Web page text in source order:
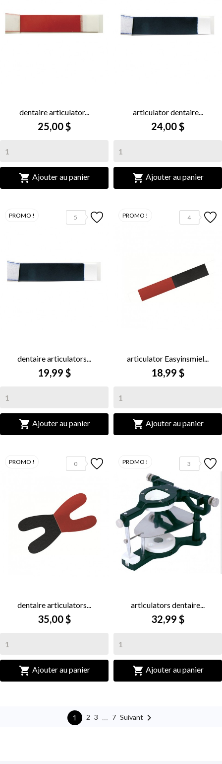
dentaire articulator...
25,00 $
 Ajouter au panier
articulator dentaire...
24,00 $
 Ajouter au panier
5
PROMO !
dentaire articulators...
19,99 $
 Ajouter au panier
4
PROMO !
articulator Easyinsmiel...
18,99 $
 Ajouter au panier
0
PROMO !
dentaire articulators...
35,00 $
 Ajouter au panier
3
PROMO !
articulators dentaire...
32,99 $
 Ajouter au panier
1 2 3 … 7 Suivant 